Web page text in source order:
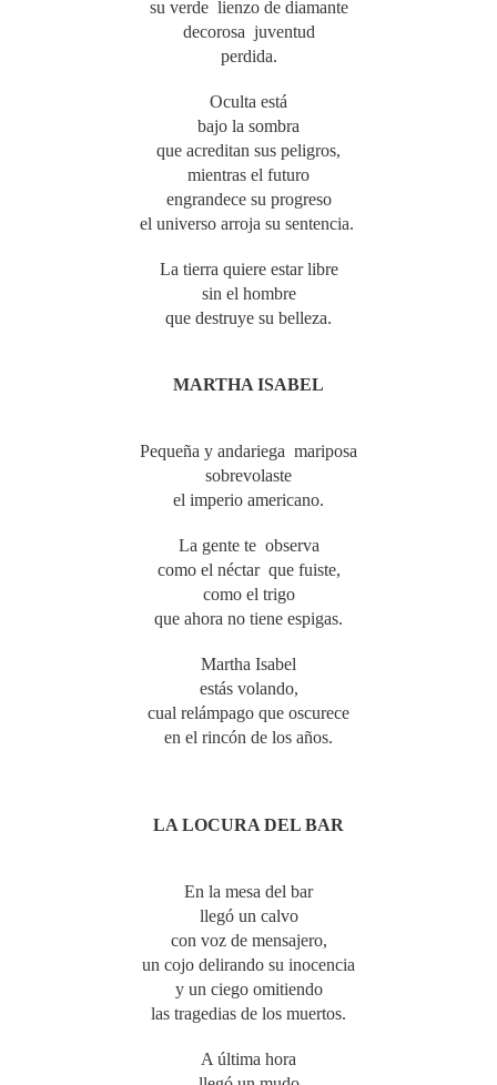
su verde lienzo de diamante
decorosa juventud
perdida.
Oculta está
bajo la sombra
que acreditan sus peligros,
mientras el futuro
engrandece su progreso
el universo arroja su sentencia.
La tierra quiere estar libre
sin el hombre
que destruye su belleza.
MARTHA ISABEL
Pequeña y andariega mariposa
sobrevolaste
el imperio americano.
La gente te observa
como el néctar que fuiste,
como el trigo
que ahora no tiene espigas.
Martha Isabel
estás volando,
cual relámpago que oscurece
en el rincón de los años.
LA LOCURA DEL BAR
En la mesa del bar
llegó un calvo
con voz de mensajero,
un cojo delirando su inocencia
y un ciego omitiendo
las tragedias de los muertos.
A última hora